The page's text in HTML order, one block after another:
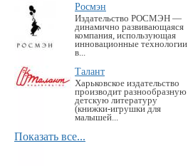
Росмэн
Издательство РОСМЭН —
динамично развивающаяся
компания, использующая
инновационные технологии
в...
Талант
Харьковское издательство
производит разнообразную
детскую литературу
(книжки-игрушки для
малышей...
Показать все...